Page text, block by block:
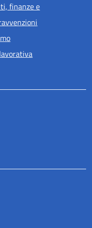
finanze e